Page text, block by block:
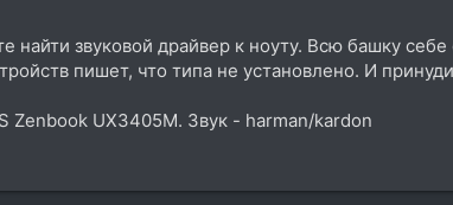
найти звуковой драйвер к ноуту. Всю башку
пишет, что типа не установлено. И
Zenbook UX3405M. Звук - harman/kardon